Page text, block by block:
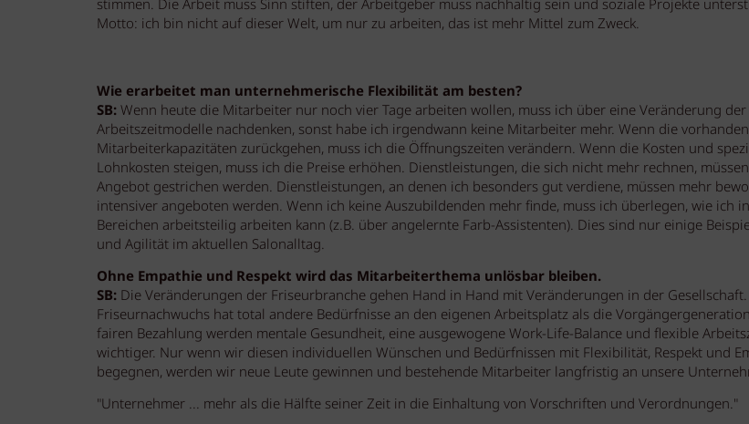
stimmen. Die Arbeit muss Sinn stiften, der Arbeitgeber muss nachhaltig sein und soziale Projekte
Motto: ich bin nicht auf dieser Welt, um nur zu arbeiten, das ist mehr Mittel zum Zweck.
Wie erarbeitet man unternehmerische Flexibilität am besten?
SB: Wenn heute die Mitarbeiter nur noch vier Tage arbeiten wollen, muss ich über eine Veränderung der
Arbeitszeitmodelle nachdenken, sonst habe ich irgendwann keine Mitarbeiter mehr. Wenn die
Mitarbeiterkapazitäten zurückgehen, muss ich die Öffnungszeiten verändern. Wenn die Kosten und
Lohnkosten steigen, muss ich die Preise erhöhen. Dienstleistungen, die sich nicht mehr rechnen,
Angebot gestrichen werden. Dienstleistungen, an denen ich besonders gut verdiene, müssen mehr
intensiver angeboten werden. Wenn ich keine Auszubildenden mehr finde, muss ich überlegen, wie ich
Bereichen arbeitsteilig arbeiten kann (z.B. über angelernte Farb-Assistenten). Dies sind nur einige
und Agilität im aktuellen Salonalltag.
Ohne Empathie und Respekt wird das Mitarbeiterthema unlösbar bleiben.
SB: Die Veränderungen der Friseurbranche gehen Hand in Hand mit Veränderungen in der
Friseurnachwuchs hat total andere Bedürfnisse an den eigenen Arbeitsplatz als die
fairen Bezahlung werden mentale Gesundheit, eine ausgewogene Work-Life-Balance und flexible
wichtiger. Nur wenn wir diesen individuellen Wünschen und Bedürfnissen mit Flexibilität, Respekt und
begegnen, werden wir neue Leute gewinnen und bestehende Mitarbeiter langfristig an unsere
"Unternehmer ... mehr als die Hälfte seiner Zeit in die Einhaltung von Vorschriften und Verordnungen."